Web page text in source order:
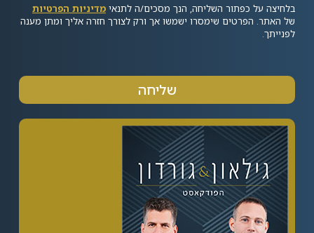
בלחיצה על כפתור השליחה, הנך מסכים/ה לתנאי מדיניות הפרטיות
של האתר. הפרטים שימסרו ישמשו אך ורק לצורך חזרה אליך ומתן מענה
לפנייתך.
שליחה